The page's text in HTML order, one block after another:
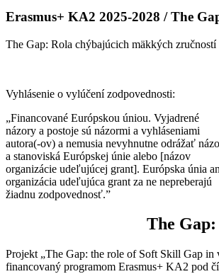
Erasmus+ KA2 2025-2028 / The
The Gap: Rola chýbajúcich mäkkých
Vyhlásenie o vylúčení zodpovednosti:
„Financované Európskou úniou. Vyjadrené
názory a postoje sú názormi a vyhláseniami
autora(-ov) a nemusia nevyhnutne odrážať
a stanoviská Európskej únie alebo [názov
organizácie udeľujúcej grant]. Európska únia
organizácia udeľujúca grant za ne nepreberajú
žiadnu zodpovednosť.”
The
Projekt „The Gap: the role of Soft Skill Gap in
financovaný programom Erasmus+ KA2 pod